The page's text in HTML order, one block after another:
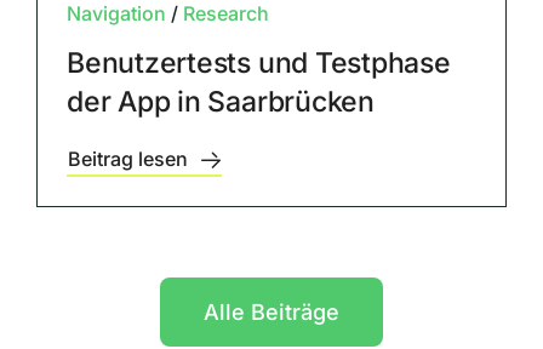
Navigation / Research
Benutzertests und Testphase
der App in Saarbrücken
Beitrag lesen
Alle Beiträge